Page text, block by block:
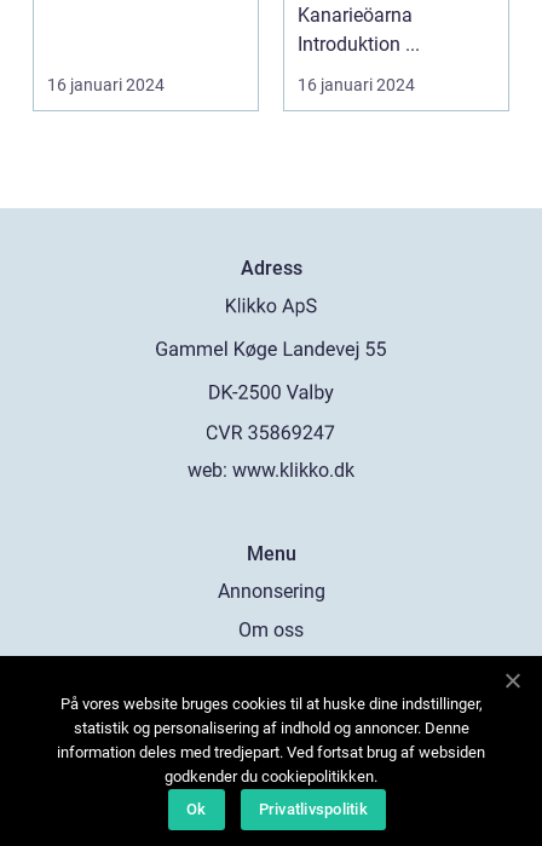
16 januari 2024
Kanarieöarna
Introduktion ...
16 januari 2024
Adress
web: www.klikko.dk
Menu
Annonsering
Om oss
Kontakta oss
Sitemap
På vores website bruges cookies til at huske dine indstillinger,
statistik og personalisering af indhold og annoncer. Denne
information deles med tredjepart. Ved fortsat brug af websiden
godkender du cookiepolitikken.
Ok
Privatlivspolitik